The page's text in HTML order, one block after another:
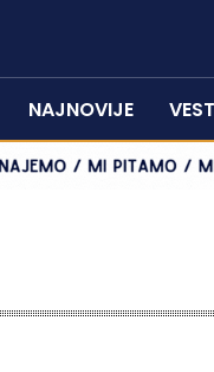
NAJNOVIJE